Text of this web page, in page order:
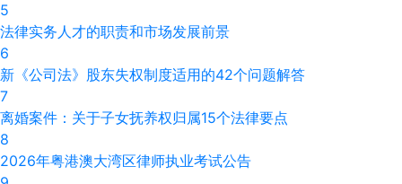
5
法律实务人才的职责和市场发展前景
6
新《公司法》股东失权制度适用的42个问题解答
7
离婚案件：关于子女抚养权归属15个法律要点
8
2026年粤港澳大湾区律师执业考试公告